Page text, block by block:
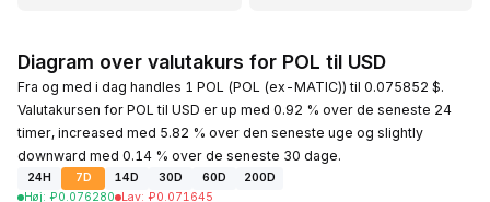
Diagram over valutakurs for POL til USD
Fra og med i dag handles 1 POL (POL (ex-MATIC)) til 0.075852 $.
Valutakursen for POL til USD er up med 0.92 % over de seneste 24
timer, increased med 5.82 % over den seneste uge og slightly
downward med 0.14 % over de seneste 30 dage.
24H 7D 14D 30D 60D
200D
Høj: ₽0.076280 Lav: ₽0.071645